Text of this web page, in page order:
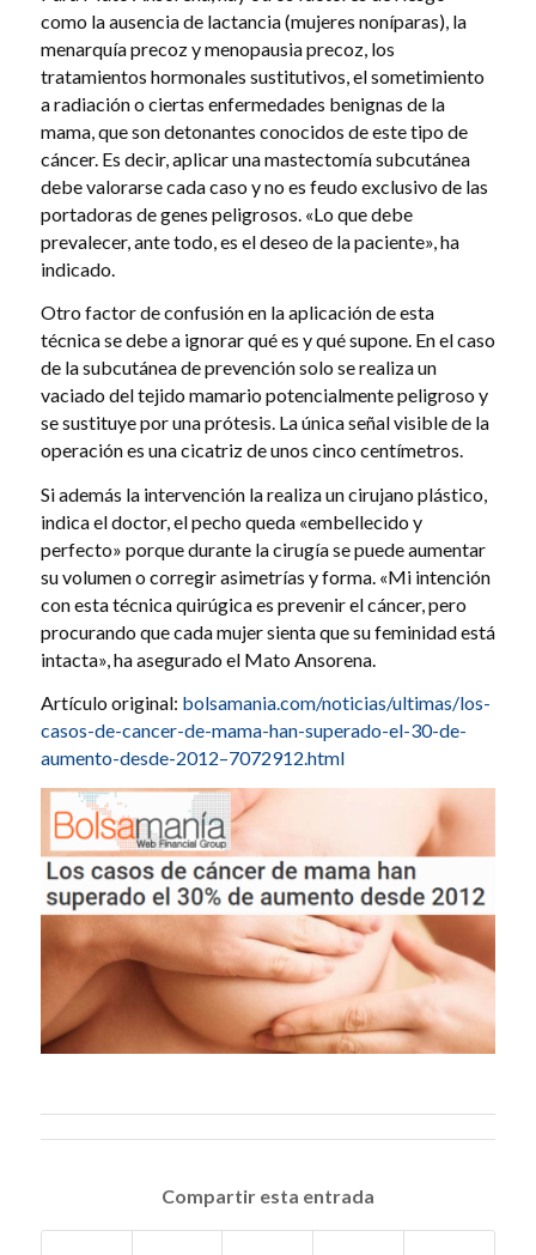
como la ausencia de lactancia (mujeres noníparas), la
menarquía precoz y menopausia precoz, los
tratamientos hormonales sustitutivos, el sometimiento
a radiación o ciertas enfermedades benignas de la
mama, que son detonantes conocidos de este tipo de
cáncer. Es decir, aplicar una mastectomía subcutánea
debe valorarse cada caso y no es feudo exclusivo de las
portadoras de genes peligrosos. «Lo que debe
prevalecer, ante todo, es el deseo de la paciente», ha
indicado.
Otro factor de confusión en la aplicación de esta
técnica se debe a ignorar qué es y qué supone. En el caso
de la subcutánea de prevención solo se realiza un
vaciado del tejido mamario potencialmente peligroso y
se sustituye por una prótesis. La única señal visible de la
operación es una cicatriz de unos cinco centímetros.
Si además la intervención la realiza un cirujano plástico,
indica el doctor, el pecho queda «embellecido y
perfecto» porque durante la cirugía se puede aumentar
su volumen o corregir asimetrías y forma. «Mi intención
con esta técnica quirúgica es prevenir el cáncer, pero
procurando que cada mujer sienta que su feminidad está
intacta», ha asegurado el Mato Ansorena.
Artículo original: bolsamania.com/noticias/ultimas/los-
casos-de-cancer-de-mama-han-superado-el-30-de-
aumento-desde-2012–7072912.html
Compartir esta entrada